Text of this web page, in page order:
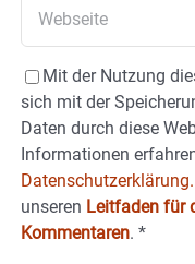
Mit der Nutzung
sich mit der
Daten durch diese
Informationen
Datenschutzerklärung.
unseren Leitfaden für
Kommentaren. *